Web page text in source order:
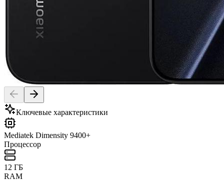
Ключевые характеристики
Mediatek Dimensity 9400+
Процессор
12 ГБ
RAM